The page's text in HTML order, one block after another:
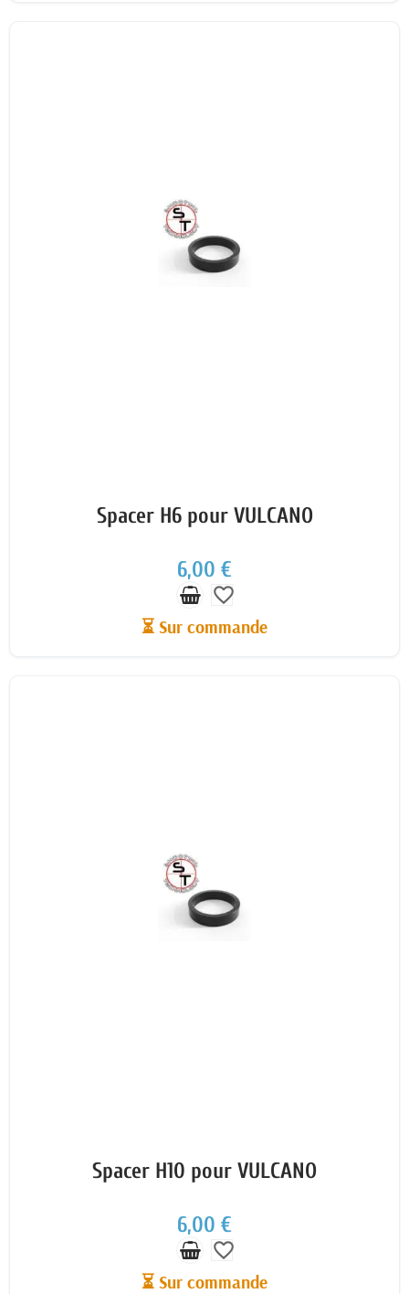
Spacer H6 pour VULCANO
6,00 €
favorite_border
⏳ Sur commande
Spacer H10 pour VULCANO
6,00 €
favorite_border
⏳ Sur commande